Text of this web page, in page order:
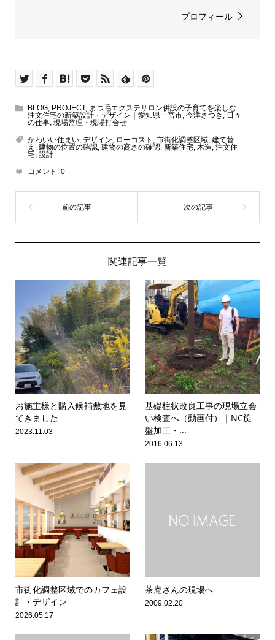
プロフィール
BLOG, PROJECT, まつ毛エクステサロン併設の子育てを楽しむ
注文住宅の新築設計・デザイン｜愛知県一宮市, 今津さつき
日々
の仕事, 現場監理・現場打合せ
かわいい住まい, デザイン ローコスト 市街化調整区域, 建て替
え
建物の位置の確認, 建物の高さの確認, 新築住宅, 木造 注文住
宅, 設計
コメント: 0
関連記事一覧
お施主様と購入候補敷地を見
てきました
2023.11.03
基礎柱状改良工事の現場立会
い検査へ（動画付）｜NC旋
盤加工・...
2016.06.13
市街化調整区域でのカフェ設
計・デザイン
2026.05.17
茶庵さんの現場へ
2009.02.20